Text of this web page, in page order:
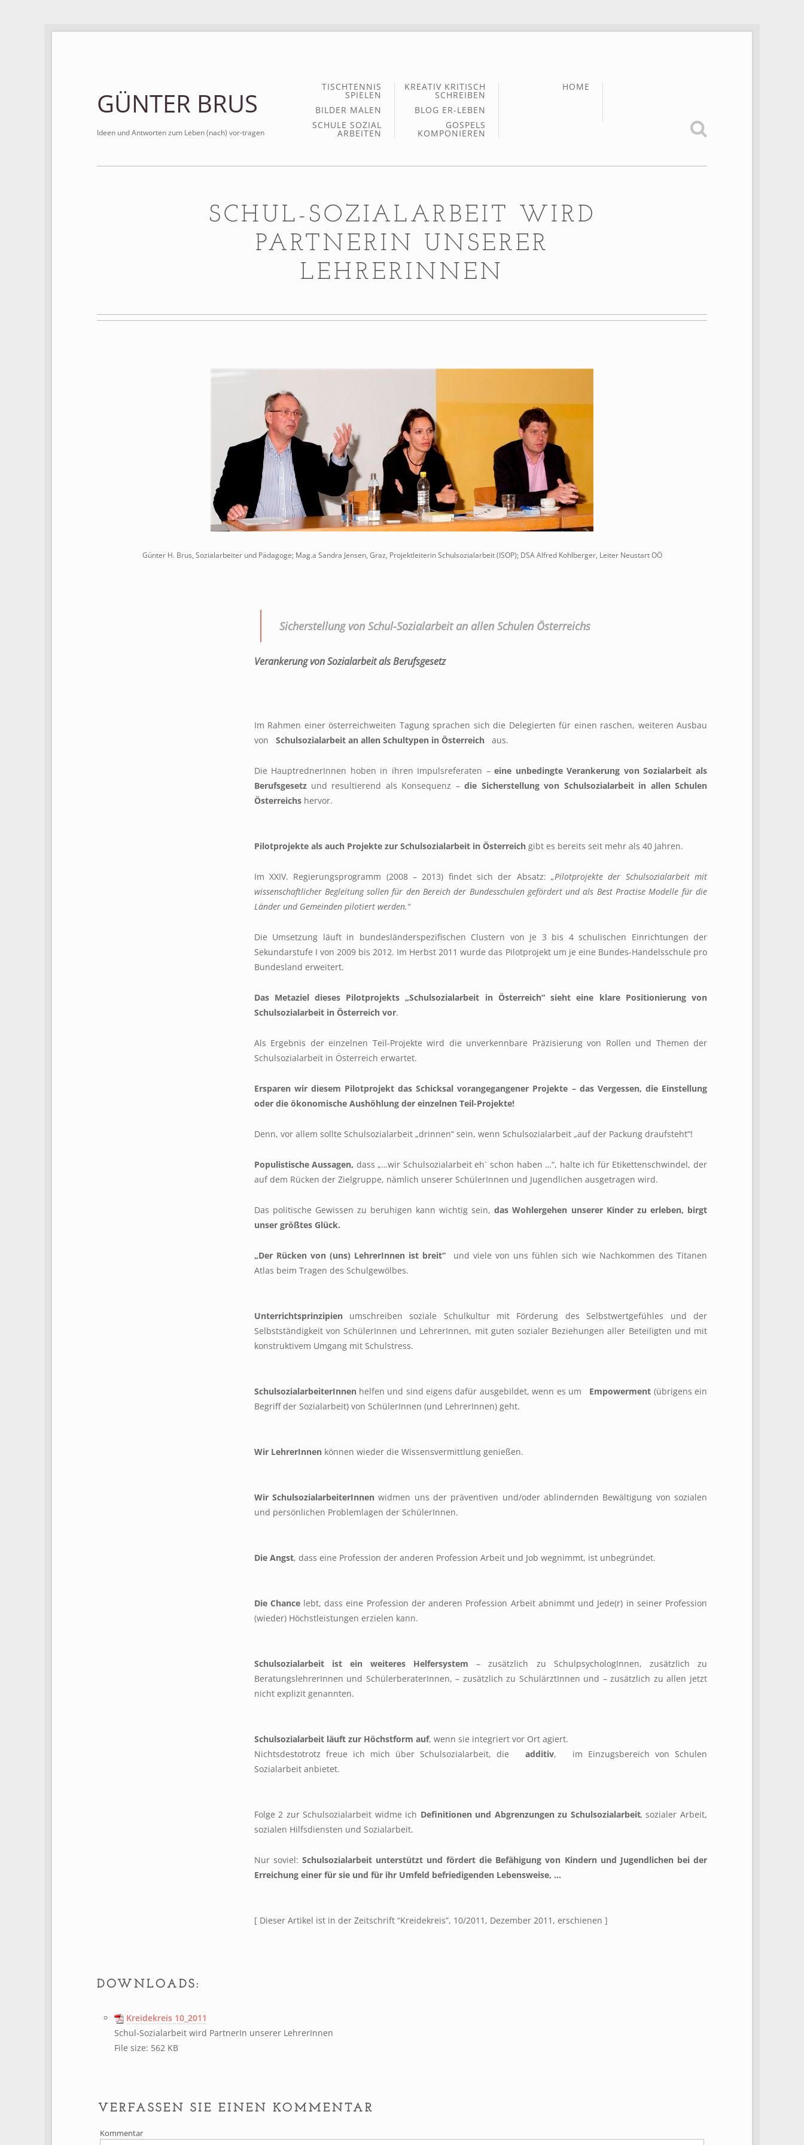
GÜNTER BRUS
Ideen und Antworten zum Leben (nach) vor-tragen
TISCHTENNIS
SPIELEN
BILDER MALEN
SCHULE SOZIAL
ARBEITEN
KREATIV KRITISCH
SCHREIBEN
BLOG ER-LEBEN
GOSPELS
KOMPONIEREN
HOME
SCHUL-SOZIALARBEIT WIRD
PARTNERIN UNSERER
LEHRERINNEN
Günter H. Brus, Sozialarbeiter und Pädagoge; Mag.a Sandra Jensen, Graz, Projektleiterin Schulsozialarbeit (ISOP); DSA Alfred Kohlberger, Leiter Neustart OÖ
Sicherstellung von Schul-Sozialarbeit an allen Schulen Österreichs
Verankerung von Sozialarbeit als Berufsgesetz
Im Rahmen einer österreichweiten Tagung sprachen sich die Delegierten für einen raschen, weiteren Ausbau
von Schulsozialarbeit an allen Schultypen in Österreichaus.
Die HauptrednerInnen hoben in ihren Impulsreferaten –eine unbedingte Verankerung von Sozialarbeit als
Berufsgesetzund resultierend als Konsequenz –die Sicherstellung von Schulsozialarbeit in allen Schulen
Österreichshervor.
Pilotprojekte als auch Projekte zur Schulsozialarbeit in Österreichgibt es bereits seit mehr als 40 Jahren.
Im XXIV. Regierungsprogramm (2008 – 2013) findet sich der Absatz: „Pilotprojekte der Schulsozialarbeit mit
wissenschaftlicher Begleitung sollen für den Bereich der Bundesschulen gefördert und als Best Practise Modelle für die
Länder und Gemeinden pilotiert werden.“
Die Umsetzung läuft in bundesländerspezifischen Clustern von je 3 bis 4 schulischen Einrichtungen der
Sekundarstufe I von 2009 bis 2012. Im Herbst 2011 wurde das Pilotprojekt um je eine Bundes-Handelsschule pro
Bundesland erweitert.
Das Metaziel dieses Pilotprojekts „Schulsozialarbeit in Österreich“ sieht eine klare Positionierung von
Schulsozialarbeit in Österreich vor.
Als Ergebnis der einzelnen Teil-Projekte wird die unverkennbare Präzisierung von Rollen und Themen der
Schulsozialarbeit in Österreich erwartet.
Ersparen wir diesem Pilotprojekt das Schicksal vorangegangener Projekte – das Vergessen, die Einstellung
oder die ökonomische Aushöhlung der einzelnen Teil-Projekte!
Denn, vor allem sollte Schulsozialarbeit „drinnen“ sein, wenn Schulsozialarbeit „auf der Packung draufsteht“!
Populistische Aussagen, dass „…wir Schulsozialarbeit eh´ schon haben …“, halte ich für Etikettenschwindel, der
auf dem Rücken der Zielgruppe, nämlich unserer SchülerInnen und Jugendlichen ausgetragen wird.
Das politische Gewissen zu beruhigen kann wichtig sein,das Wohlergehen unserer Kinder zu erleben, birgt
unser größtes Glück.
„Der Rücken von (uns) LehrerInnen ist breit“
und viele von uns fühlen sich wie Nachkommen des Titanen
Atlas beim Tragen des Schulgewölbes.
Unterrichtsprinzipienumschreiben soziale Schulkultur mit Förderung des Selbstwertgefühles und der
Selbstständigkeit von SchülerInnen und LehrerInnen, mit guten sozialer Beziehungen aller Beteiligten und mit
konstruktivem Umgang mit Schulstress.
SchulsozialarbeiterInnenhelfen und sind eigens dafür ausgebildet, wenn es um Empowerment (übrigens ein
Begriff der Sozialarbeit) von SchülerInnen (und LehrerInnen) geht.
Wir LehrerInnenkönnen wieder die Wissensvermittlung genießen.
Wir SchulsozialarbeiterInnenwidmen uns der präventiven und/oder ablindernden Bewältigung von sozialen
und persönlichen Problemlagen der SchülerInnen.
Die Angst, dass eine Profession der anderen Profession Arbeit und Job wegnimmt, ist unbegründet.
Die Chancelebt, dass eine Profession der anderen Profession Arbeit abnimmt und Jede(r) in seiner Profession
(wieder) Höchstleistungen erzielen kann.
Schulsozialarbeit ist ein weiteres Helfersystem – zusätzlich zu SchulpsychologInnen, zusätzlich zu
BeratungslehrerInnen und SchülerberaterInnen, – zusätzlich zu SchulärztInnen und – zusätzlich zu allen jetzt
nicht explizit genannten.
Schulsozialarbeit läuft zur Höchstform auf, wenn sie integriert vor Ort agiert.
Nichtsdestotrotz freue ich mich über Schulsozialarbeit, die additiv, im Einzugsbereich von Schulen
Sozialarbeit anbietet.
Folge 2 zur Schulsozialarbeit widme ich Definitionen und Abgrenzungen zu Schulsozialarbeit, sozialer Arbeit,
sozialen Hilfsdiensten und Sozialarbeit.
Nur soviel: Schulsozialarbeit unterstützt und fördert die Befähigung von Kindern und Jugendlichen bei der
Erreichung einer für sie und für ihr Umfeld befriedigenden Lebensweise, …
[ Dieser Artikel ist in der Zeitschrift “Kreidekreis”, 10/2011, Dezember 2011, erschienen ]
DOWNLOADS:
Kreidekreis 10_2011
Schul-Sozialarbeit wird PartnerIn unserer LehrerInnen
File size: 562 KB
VERFASSEN SIE EINEN KOMMENTAR
Kommentar